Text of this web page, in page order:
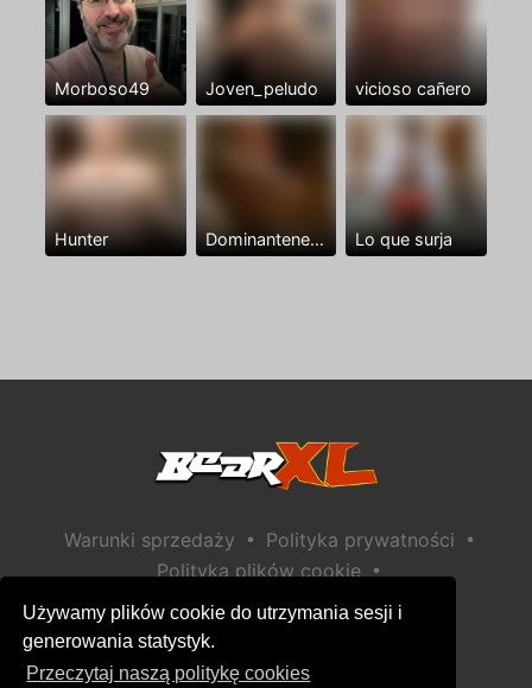
Używamy plików cookie do utrzymania sesji i
generowania statystyk.
Przeczytaj naszą politykę cookies
Morboso49 Joven_peludo vicioso cañero
Hunter Dominantenegro ya Lo que surja
Warunki sprzedaży • Polityka prywatności •
Polityka plików cookie •
Polityka bezpieczeństwa dzieci
Pomoc / Kontakt